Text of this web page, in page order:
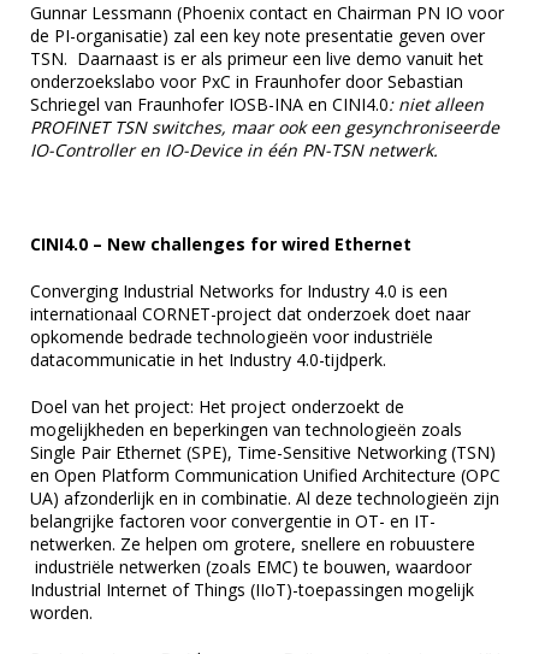
Gunnar Lessmann (Phoenix contact en Chairman PN IO voor
de PI-organisatie) zal een key note presentatie geven over
TSN. Daarnaast is er als primeur een live demo vanuit het
onderzoekslabo voor PxC in Fraunhofer door Sebastian
Schriegel van Fraunhofer IOSB-INA en CINI4.0: niet alleen
PROFINET TSN switches, maar ook een gesynchroniseerde
IO-Controller en IO-Device in één PN-TSN netwerk.
CINI4.0 – New challenges for wired Ethernet
Converging Industrial Networks for Industry 4.0 is een
internationaal CORNET-project dat onderzoek doet naar
opkomende bedrade technologieën voor industriële
datacommunicatie in het Industry 4.0-tijdperk.
Doel van het project: Het project onderzoekt de
mogelijkheden en beperkingen van technologieën zoals
Single Pair Ethernet (SPE), Time-Sensitive Networking (TSN)
en Open Platform Communication Unified Architecture (OPC
UA) afzonderlijk en in combinatie. Al deze technologieën zijn
belangrijke factoren voor convergentie in OT- en IT-
netwerken. Ze helpen om grotere, snellere en robuustere
industriële netwerken (zoals EMC) te bouwen, waardoor
Industrial Internet of Things (IIoT)-toepassingen mogelijk
worden.